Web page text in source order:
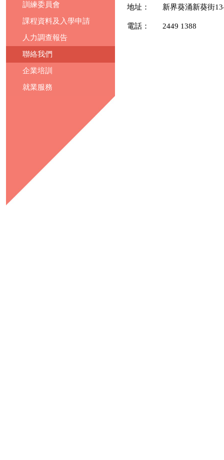
訓練委員會
課程資料及入學申請
人力調查報告
聯絡我們
企業培訓
就業服務
地址： 新界葵涌新葵街
電話： 2449 1388